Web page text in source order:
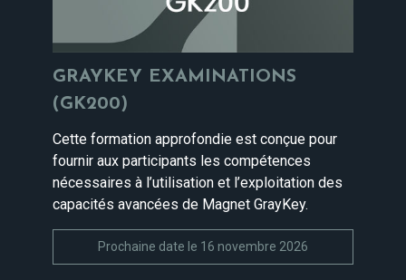
GRAYKEY EXAMINATIONS
(GK200)
Cette formation approfondie est conçue pour
fournir aux participants les compétences
nécessaires à l’utilisation et l’exploitation des
capacités avancées de Magnet GrayKey.
Prochaine date le 16 novembre 2026